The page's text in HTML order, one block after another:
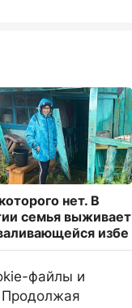
нет. В
семья выживает
избе
файлы и